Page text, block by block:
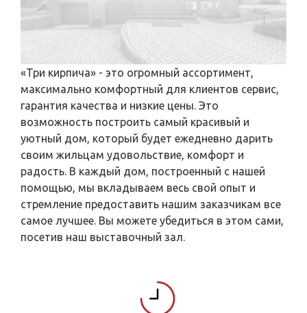
«Три кирпича» - это огромный ассортимент,
максимально комфортный для клиентов сервис,
гарантия качества и низкие цены. Это
возможность построить самый красивый и
уютный дом, который будет ежедневно дарить
своим жильцам удовольствие, комфорт и
радость. В каждый дом, построенный с нашей
помощью, мы вкладываем весь свой опыт и
стремление предоставить нашим заказчикам все
самое лучшее. Вы можете убедиться в этом сами,
посетив наш выставочный зал.